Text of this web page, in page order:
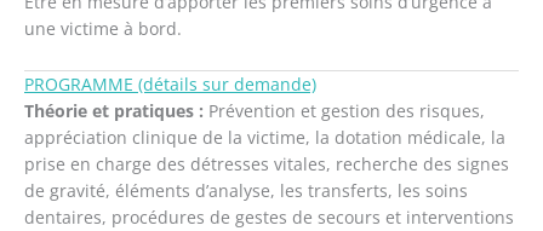
une victime à bord.
PROGRAMME (détails sur demande)
Théorie et pratiques : Prévention et gestion des risques,
appréciation clinique de la victime, la dotation médicale, la
prise en charge des détresses vitales, recherche des signes
de gravité, éléments d’analyse, les transferts, les soins
dentaires, procédures de gestes de secours et interventions